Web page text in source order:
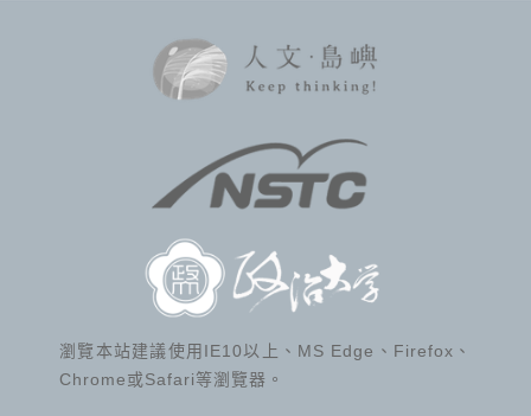
瀏覽本站建議使用IE10以上、MS Edge、Firefox、
Chrome或Safari等瀏覽器。